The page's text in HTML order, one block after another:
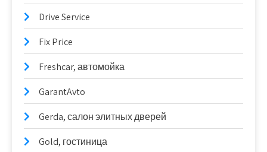
Drive Service
Fix Price
Freshcar, автомойка
GarantAvto
Gerda, салон элитных дверей
Gold, гостиница